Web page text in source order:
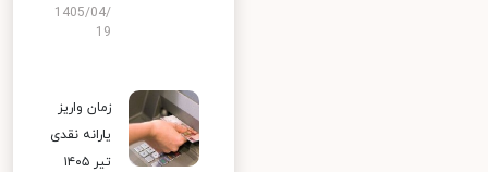
1405/04/
19
زمان واریز
یارانه نقدی
تیر ۱۴۰۵